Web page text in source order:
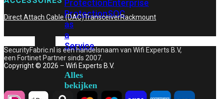
ProtectionEnterprise
ProtectionSOC
as
a
Service
Alles
bekijken
Direct Attach Cable (DAC)TransceiverRackmount
SecurityFabric.nl is een handelsnaam van Wifi Experts B.V,
een Fortinet Partner sinds 2007.
Copyright © 2026 – Wifi Experts B.V.